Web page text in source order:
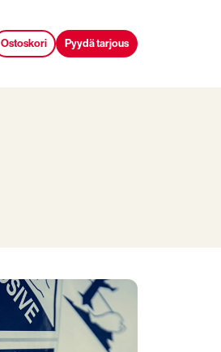
Ostoskori Pyydä tarjous